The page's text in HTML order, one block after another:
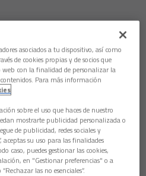
asociados a tu dispositivo, así como
de cookies propias y de socios que
con la finalidad de personalizar la
Para más información
sobre el uso que haces de nuestro
mostrarte publicidad personalizada o
de publicidad, redes sociales y
aceptas su uso para las finalidades
caso, puedes gestionar las cookies,
en "Gestionar preferencias" o a
las no esenciales”.